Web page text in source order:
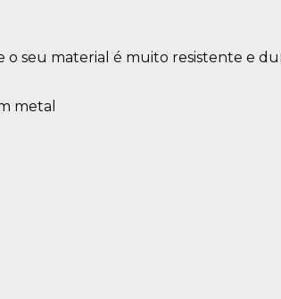
seu material é muito resistente e
metal